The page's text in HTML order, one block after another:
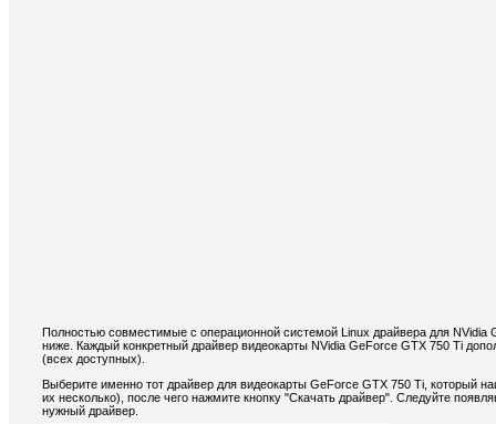
Полностью совместимые с операционной системой Linux драйвера для
ниже. Каждый конкретный драйвер видеокарты NVidia GeForce GTX 750 Ti
(всех доступных).
Выберите именно тот драйвер для видеокарты GeForce GTX 750 Ti, который
их несколько), после чего нажмите кнопку "Скачать драйвер". Следуйте
нужный драйвер.